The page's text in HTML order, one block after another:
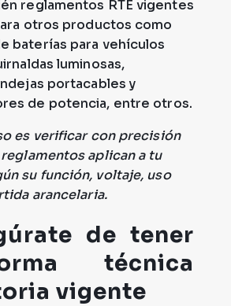
reglamentos RTE vigentes
otros productos como
baterías para vehículos
luminosas,
portacables y
de potencia, entre otros.
es verificar con precisión
aplican a tu
su función, voltaje, uso
arancelaria.
de tener
técnica
vigente